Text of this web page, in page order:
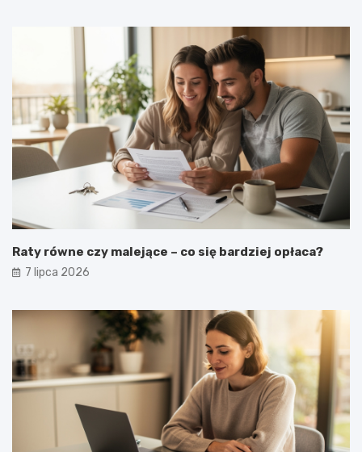
Raty równe czy malejące – co się bardziej opłaca?
7 lipca 2026